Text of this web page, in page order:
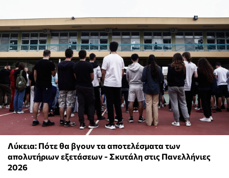
Λύκεια: Πότε θα βγουν τα αποτελέσματα των
απολυτήριων εξετάσεων - Σκυτάλη στις Πανελλήνιες
2026